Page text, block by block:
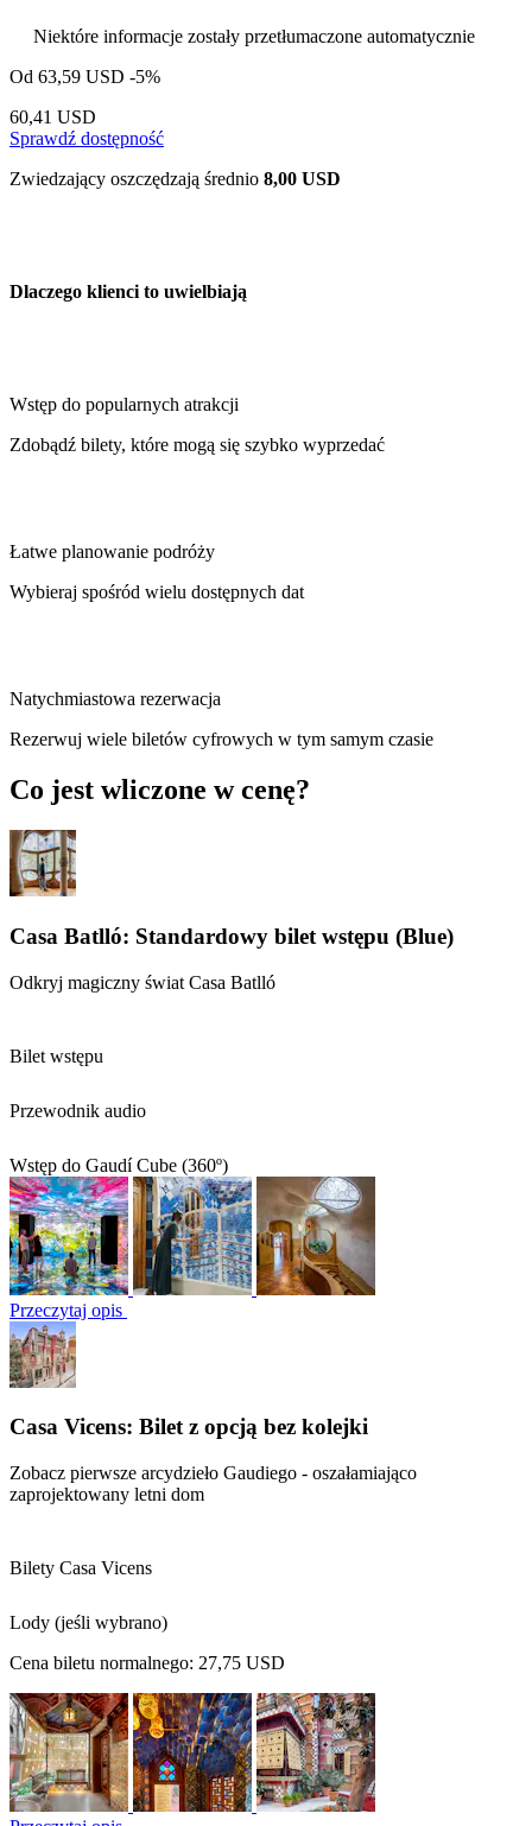
Niektóre informacje zostały przetłumaczone automatycznie
Od 63,59 USD -5%
60,41 USD
Sprawdź dostępność
Zwiedzający oszczędzają średnio 8,00 USD
Dlaczego klienci to uwielbiają
Wstęp do popularnych atrakcji
Zdobądź bilety, które mogą się szybko wyprzedać
Łatwe planowanie podróży
Wybieraj spośród wielu dostępnych dat
Natychmiastowa rezerwacja
Rezerwuj wiele biletów cyfrowych w tym samym czasie
Co jest wliczone w cenę?
Casa Batlló: Standardowy bilet wstępu (Blue)
Odkryj magiczny świat Casa Batlló
Bilet wstępu
Przewodnik audio
Wstęp do Gaudí Cube (360º)
Przeczytaj opis
Casa Vicens: Bilet z opcją bez kolejki
Zobacz pierwsze arcydzieło Gaudiego - oszałamiająco
zaprojektowany letni dom
Bilety Casa Vicens
Lody (jeśli wybrano)
Cena biletu normalnego: 27,75 USD